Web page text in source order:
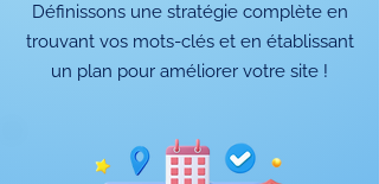
Définissons une stratégie complète en
trouvant vos mots-clés et en établissant
un plan pour améliorer votre site !